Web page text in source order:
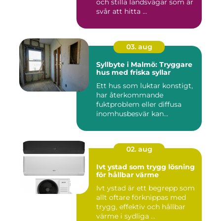
och stilla landsvägar som är
svår att hitta ...
03. aug
Syllbyte i Malmö: Tryggare
hus med friska syllar
Ett hus som luktar konstigt,
har återkommande
fuktproblem eller diffusa
inomhusbesvär kan...
02. aug
Ivt ystad som trygg lösning
för hållbar värme
Ivt ystad är ett begrepp som
allt oftare förknippas med
trygg, effektiv och hållbar
värme i sydliga ...